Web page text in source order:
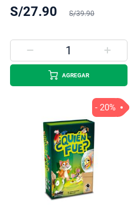
S/27.90 S/39.90
AGREGAR
- 20%